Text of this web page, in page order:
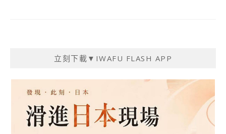
立刻下載▼IWAFU FLASH APP